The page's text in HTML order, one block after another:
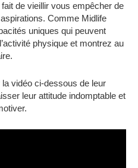
de vieillir vous empêcher de
Comme Midlife
uniques qui peuvent
physique et montrez au
vidéo ci-dessous de leur
leur attitude indomptable et